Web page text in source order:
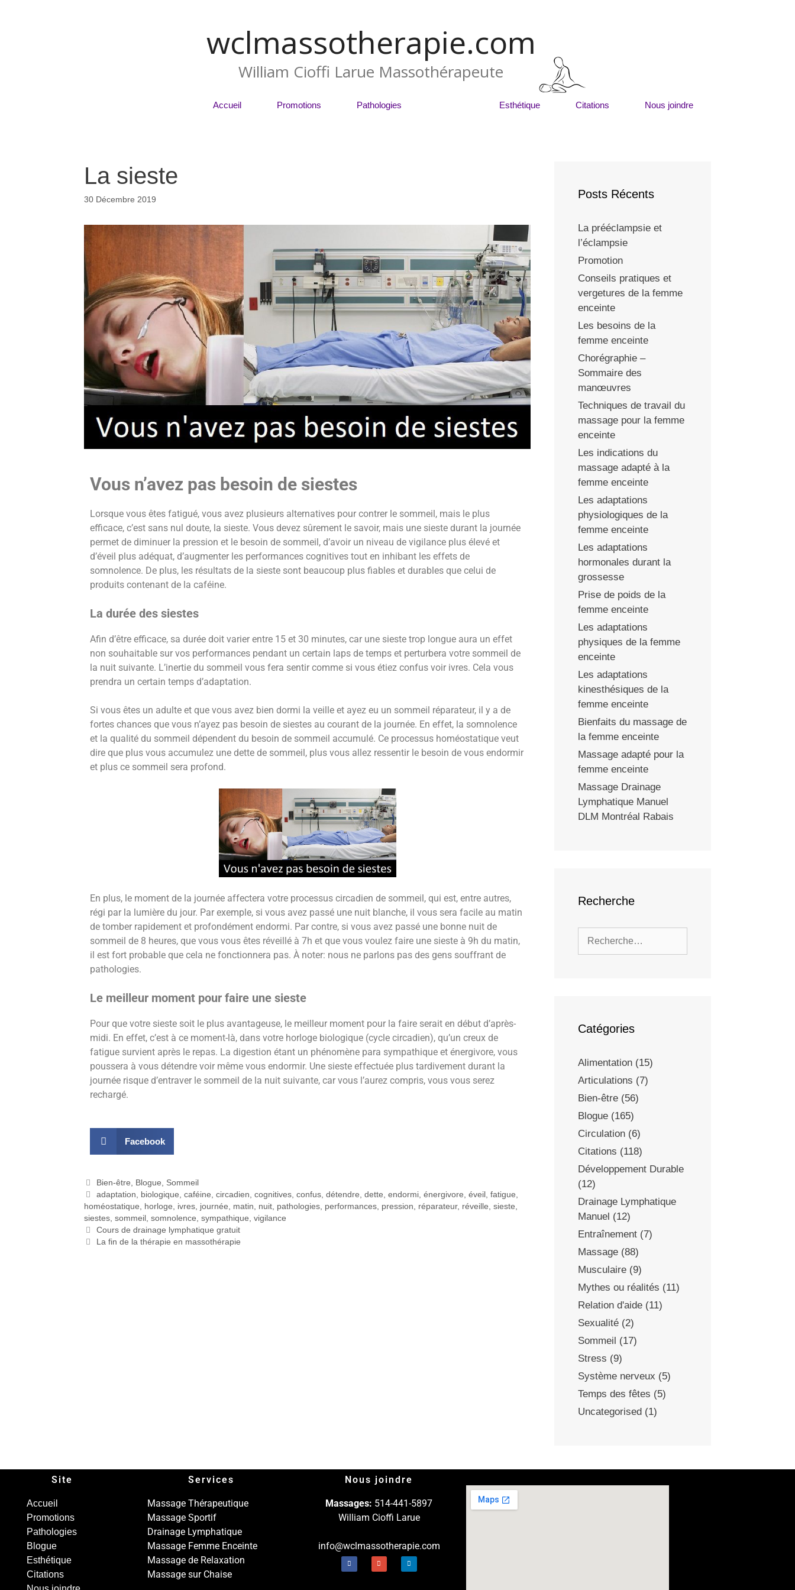
wclmassotherapie.com
William Cioffi Larue Massothérapeute
Accueil Promotions Pathologies Esthétique Citations Nous joindre
La sieste
30 Décembre 2019
Vous n’avez pas besoin de siestes
Lorsque vous êtes fatigué, vous avez plusieurs alternatives pour contrer le sommeil, mais le plus
efficace, c’est sans nul doute, la sieste. Vous devez sûrement le savoir, mais une sieste durant la journée
permet de diminuer la pression et le besoin de sommeil, d’avoir un niveau de vigilance plus élevé et
d’éveil plus adéquat, d’augmenter les performances cognitives tout en inhibant les effets de
somnolence. De plus, les résultats de la sieste sont beaucoup plus fiables et durables que celui de
produits contenant de la caféine.
La durée des siestes
Afin d’être efficace, sa durée doit varier entre 15 et 30 minutes, car une sieste trop longue aura un effet
non souhaitable sur vos performances pendant un certain laps de temps et perturbera votre sommeil de
la nuit suivante. L’inertie du sommeil vous fera sentir comme si vous étiez confus voir ivres. Cela vous
prendra un certain temps d’adaptation.
Si vous êtes un adulte et que vous avez bien dormi la veille et ayez eu un sommeil réparateur, il y a de
fortes chances que vous n’ayez pas besoin de siestes au courant de la journée. En effet, la somnolence
et la qualité du sommeil dépendent du besoin de sommeil accumulé. Ce processus homéostatique veut
dire que plus vous accumulez une dette de sommeil, plus vous allez ressentir le besoin de vous endormir
et plus ce sommeil sera profond.
En plus, le moment de la journée affectera votre processus circadien de sommeil, qui est, entre autres,
régi par la lumière du jour. Par exemple, si vous avez passé une nuit blanche, il vous sera facile au matin
de tomber rapidement et profondément endormi. Par contre, si vous avez passé une bonne nuit de
sommeil de 8 heures, que vous vous êtes réveillé à 7h et que vous voulez faire une sieste à 9h du matin,
il est fort probable que cela ne fonctionnera pas. À noter: nous ne parlons pas des gens souffrant de
pathologies.
Le meilleur moment pour faire une sieste
Pour que votre sieste soit le plus avantageuse, le meilleur moment pour la faire serait en début d’après-
midi. En effet, c’est à ce moment-là, dans votre horloge biologique (cycle circadien), qu’un creux de
fatigue survient après le repas. La digestion étant un phénomène para sympathique et énergivore, vous
poussera à vous détendre voir même vous endormir. Une sieste effectuée plus tardivement durant la
journée risque d’entraver le sommeil de la nuit suivante, car vous l’aurez compris, vous vous serez
rechargé.
Facebook
Bien-être Blogue
Sommeil
adaptation
biologique ,caféine ,circadien ,cognitives ,confus ,détendre ,dette ,endormi ,énergivore ,éveil ,fatigue
homéostatique
horloge ivres journée matin nuit pathologies performances pression réparateur, réveille sieste
siestes sommeil somnolence sympathique vigilance
Cours de drainage lymphatique gratuit
La fin de la thérapie en massothérapie
Posts Récents
La prééclampsie et
l’éclampsie
Promotion
Conseils pratiques et
vergetures de la femme
enceinte
Les besoins de la
femme enceinte
Chorégraphie –
Sommaire des
manœuvres
Techniques de travail du
massage pour la femme
enceinte
Les indications du
massage adapté à la
femme enceinte
Les adaptations
physiologiques de la
femme enceinte
Les adaptations
hormonales durant la
grossesse
Prise de poids de la
femme enceinte
Les adaptations
physiques de la femme
enceinte
Les adaptations
kinesthésiques de la
femme enceinte
Bienfaits du massage de
la femme enceinte
Massage adapté pour la
femme enceinte
Massage Drainage
Lymphatique Manuel
DLM Montréal Rabais
Recherche
Catégories
Alimentation (15)
Articulations (7)
Bien-être (56)
Blogue (165)
Circulation (6)
Citations (118)
Développement Durable
(12)
Drainage Lymphatique
Manuel (12)
Entraînement (7)
Massage (88)
Musculaire (9)
Mythes ou réalités (11)
Relation d'aide (11)
Sexualité (2)
Sommeil (17)
Stress (9)
Système nerveux (5)
Temps des fêtes (5)
Uncategorised (1)
Site
Accueil
Promotions
Pathologies
Blogue
Esthétique
Citations
Services
Massage Thérapeutique
Massage Sportif
Drainage Lymphatique
Massage Femme Enceinte
Massage de Relaxation
Massage sur Chaise
Nous joindre
Massages: 514-441-5897
William Cioffi Larue
info@wclmassotherapie.com